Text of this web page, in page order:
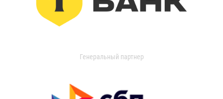
Генеральный партнер